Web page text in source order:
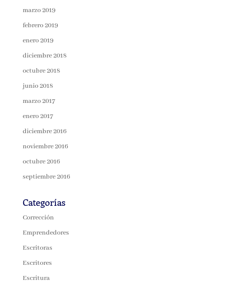
marzo 2019
febrero 2019
enero 2019
diciembre 2018
octubre 2018
junio 2018
marzo 2017
enero 2017
diciembre 2016
noviembre 2016
octubre 2016
septiembre 2016
Categorías
Corrección
Emprendedores
Escritoras
Escritores
Escritura